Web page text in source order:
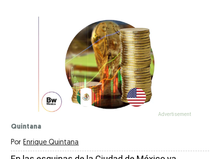
Quintana
Por Enrique Quintana